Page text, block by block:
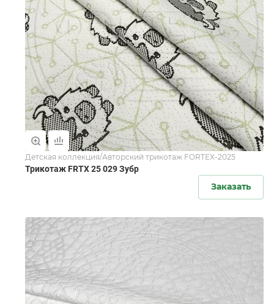
Детская коллекция/Авторский трикотаж FORTEX-2025
Трикотаж FRTX 25 029 Зубр
Заказать